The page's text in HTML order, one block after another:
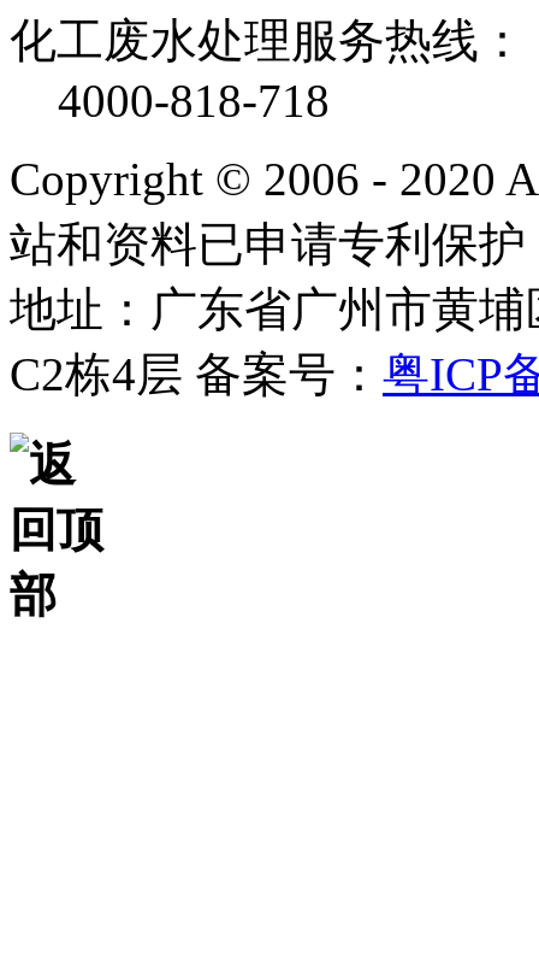
化工废水处理服务热线：
4000-818-718
Copyright © 2006 - 2020
站和资料已申请专利保
地址：广东省广州市黄
C2栋4层 备案号： 粤ICP